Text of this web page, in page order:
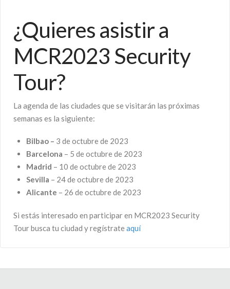
¿Quieres asistir a
MCR2023 Security
Tour?
La agenda de las ciudades que se visitarán las próximas
semanas es la siguiente:
Bilbao – 3 de octubre de 2023
Barcelona – 5 de octubre de 2023
Madrid – 10 de octubre de 2023
Sevilla – 24 de octubre de 2023
Alicante – 26 de octubre de 2023
Si estás interesado en participar en MCR2023 Security
Tour busca tu ciudad y regístrateaquí